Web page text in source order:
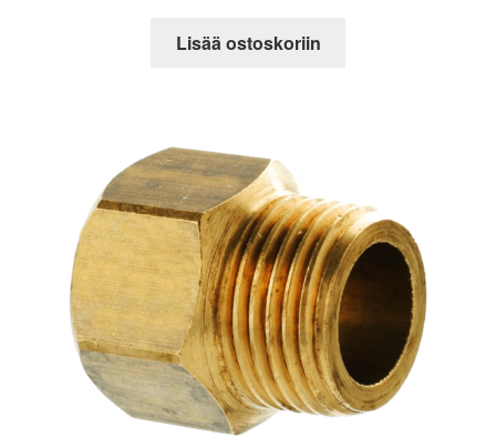
Lisää ostoskoriin